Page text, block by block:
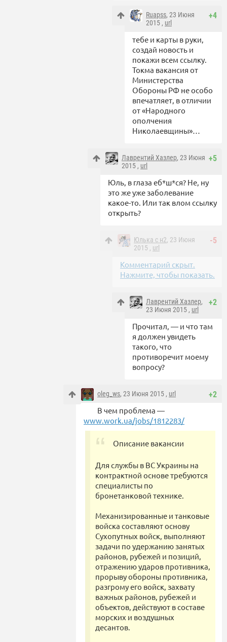
+4
Ruapss, 23 Июня
2015 , url
тебе и карты в руки,
создай новость и
покажи всем ссылку.
Токма вакансия от
Министерства
Обороны РФ не особо
впечатляет, в отличии
от «Народного
ополчения
Николаевщины»…
+5
Лаврентий Хазлер, 23 Июня
2015 , url
Юль, в глаза еб*ш*ся? Не, ну
это же уже заболевание
какое-то. Или так влом ссылку
открыть?
-5
Юлька с н2, 23 Июня
2015 , url
Комментарий скрыт.
Нажмите, чтобы показать.
+2
Лаврентий Хазлер,
23 Июня 2015 , url
Прочитал, — и что там
я должен увидеть
такого, что
противоречит моему
вопросу?
+2
oleg_ws, 23 Июня 2015 , url
В чем проблема —
www.work.ua/jobs/1812283/
Описание вакансии
Для службы в ВС Украины на
контрактной основе требуются
специалисты по
бронетанковой технике.
Механизированные и танковые
войска составляют основу
Сухопутных войск, выполняют
задачи по удержанию занятых
районов, рубежей и позиций,
отражению ударов противника,
прорыву обороны противника,
разгрому его войск, захвату
важных районов, рубежей и
объектов, действуют в составе
морских и воздушных
десантов.